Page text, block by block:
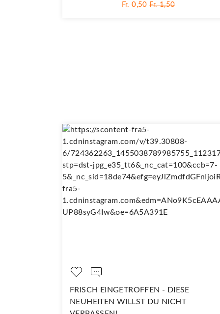
Fr. 0,50 Fr. 1,50
FRISCH EINGETROFFEN - DIESE
NEUHEITEN WILLST DU NICHT